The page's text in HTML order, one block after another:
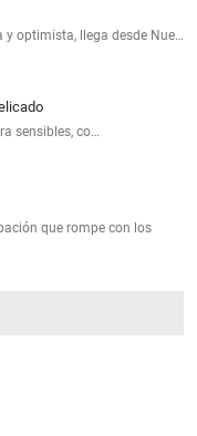
optimista, llega desde Nue…
sensibles, co…
que rompe con los